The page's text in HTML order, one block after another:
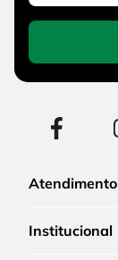
Atendimento
Institucional